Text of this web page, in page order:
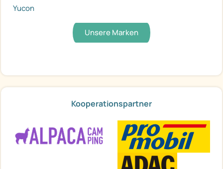
Yucon
Unsere Marken
Kooperationspartner